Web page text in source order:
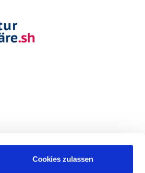
Cookies zulassen